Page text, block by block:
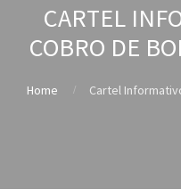
CARTEL
COBRO DE
Home Cartel